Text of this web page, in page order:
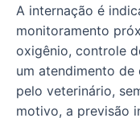
A internação é
monitoramento
oxigênio, controle
um atendimento de
pelo veterinário,
motivo, a previsão